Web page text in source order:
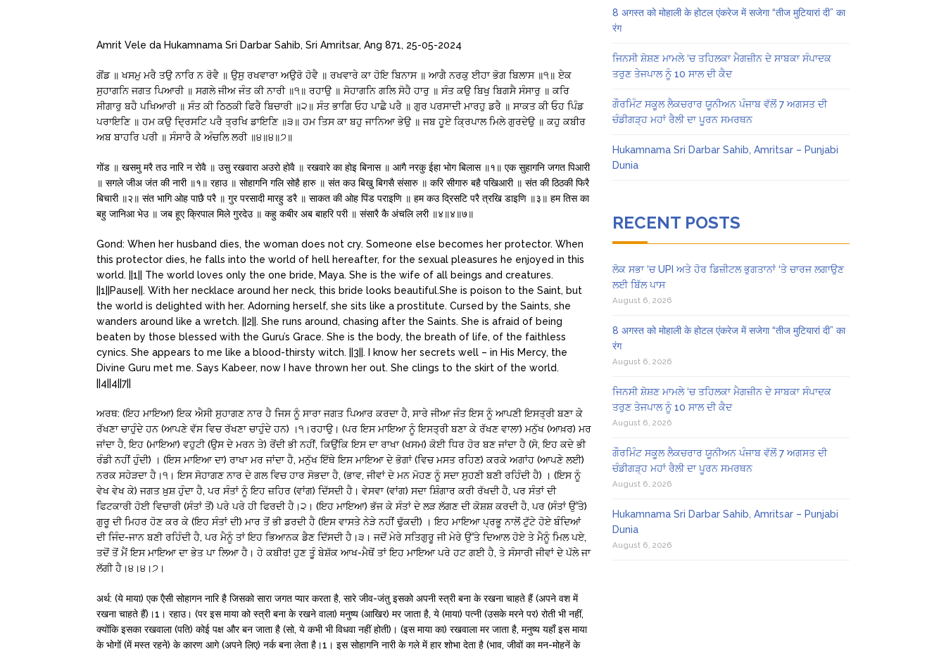
Amrit Vele da Hukamnama Sri Darbar Sahib, Sri Amritsar, Ang 871, 25-05-2024
ਗੋਂਡ ॥ ਖਸਮੁ ਮਰੈ ਤਉ ਨਾਰਿ ਨ ਰੋਵੈ ॥ ਉਸੁ ਰਖਵਾਰਾ ਅਉਰੋ ਹੋਵੈ ॥ ਰਖਵਾਰੇ ਕਾ ਹੋਇ ਬਿਨਾਸ ॥ ਆਗੈ ਨਰਕੁ ਈਹਾ ਭੋਗ ਬਿਲਾਸ ॥੧॥ ਏਕ
ਸੁਹਾਗਨਿ ਜਗਤ ਪਿਆਰੀ ॥ ਸਗਲੇ ਜੀਅ ਜੰਤ ਕੀ ਨਾਰੀ ॥੧॥ ਰਹਾਉ ॥ ਸੋਹਾਗਨਿ ਗਲਿ ਸੋਹੈ ਹਾਰੁ ॥ ਸੰਤ ਕਉ ਬਿਖੁ ਬਿਗਸੈ ਸੰਸਾਰੁ ॥ ਕਰਿ
ਸੀਗਾਰੁ ਬਹੈ ਪਖਿਆਰੀ ॥ ਸੰਤ ਕੀ ਠਿਠਕੀ ਫਿਰੈ ਬਿਚਾਰੀ ॥੨॥ ਸੰਤ ਭਾਗਿ ਓਹ ਪਾਛੈ ਪਰੈ ॥ ਗੁਰ ਪਰਸਾਦੀ ਮਾਰਹੁ ਡਰੈ ॥ ਸਾਕਤ ਕੀ ਓਹ ਪਿੰਡ
ਪਰਾਇਣਿ ॥ ਹਮ ਕਉ ਦ੍ਰਿਸਟਿ ਪਰੈ ਤ੍ਰਖਿ ਡਾਇਣਿ ॥੩॥ ਹਮ ਤਿਸ ਕਾ ਬਹੁ ਜਾਨਿਆ ਭੇਉ ॥ ਜਬ ਹੂਏ ਕ੍ਰਿਪਾਲ ਮਿਲੇ ਗੁਰਦੇਉ ॥ ਕਹੁ ਕਬੀਰ
ਅਬ ਬਾਹਰਿ ਪਰੀ ॥ ਸੰਸਾਰੈ ਕੈ ਅੰਚਲਿ ਲਰੀ ॥੪॥੪॥੭॥
गोंड ॥ खसमु मरै तउ नारि न रोवै ॥ उसु रखवारा अउरो होवै ॥ रखवारे का होइ बिनास ॥ आगै नरकु ईहा भोग बिलास ॥१॥ एक सुहागनि जगत पिआरी
॥ सगले जीअ जंत की नारी ॥१॥ रहाउ ॥ सोहागनि गलि सोहै हारु ॥ संत कउ बिखु बिगसै संसारु ॥ करि सीगारु बहै पखिआरी ॥ संत की ठिठकी फिरै
बिचारी ॥२॥ संत भागि ओह पाछै परै ॥ गुर परसादी मारहु डरै ॥ साकत की ओह पिंड पराइणि ॥ हम कउ द्रिसटि परै त्रखि डाइणि ॥३॥ हम तिस का
बहु जानिआ भेउ ॥ जब हूए क्रिपाल मिले गुरदेउ ॥ कहु कबीर अब बाहरि परी ॥ संसारै कै अंचलि लरी ॥४॥४॥७॥
Gond: When her husband dies, the woman does not cry. Someone else becomes her protector. When
this protector dies, he falls into the world of hell hereafter, for the sexual pleasures he enjoyed in this
world. ||1|| The world loves only the one bride, Maya. She is the wife of all beings and creatures.
||1||Pause||. With her necklace around her neck, this bride looks beautiful.She is poison to the Saint, but
the world is delighted with her. Adorning herself, she sits like a prostitute. Cursed by the Saints, she
wanders around like a wretch. ||2||. She runs around, chasing after the Saints. She is afraid of being
beaten by those blessed with the Guru’s Grace. She is the body, the breath of life, of the faithless
cynics. She appears to me like a blood-thirsty witch. ||3||. I know her secrets well – in His Mercy, the
Divine Guru met me. Says Kabeer, now I have thrown her out. She clings to the skirt of the world.
||4||4||7||
ਅਰਥ: (ਇਹ ਮਾਇਆ) ਇਕ ਐਸੀ ਸੁਹਾਗਣ ਨਾਰ ਹੈ ਜਿਸ ਨੂੰ ਸਾਰਾ ਜਗਤ ਪਿਆਰ ਕਰਦਾ ਹੈ, ਸਾਰੇ ਜੀਆ ਜੰਤ ਇਸ ਨੂੰ ਆਪਣੀ ਇਸਤ੍ਰੀ ਬਣਾ ਕੇ
ਰੱਖਣਾ ਚਾਹੁੰਦੇ ਹਨ (ਆਪਣੇ ਵੱਸ ਵਿਚ ਰੱਖਣਾ ਚਾਹੁੰਦੇ ਹਨ) ।੧।ਰਹਾਉ। (ਪਰ ਇਸ ਮਾਇਆ ਨੂੰ ਇਸਤ੍ਰੀ ਬਣਾ ਕੇ ਰੱਖਣ ਵਾਲਾ) ਮਨੁੱਖ (ਆਖ਼ਰ) ਮਰ
ਜਾਂਦਾ ਹੈ, ਇਹ (ਮਾਇਆ) ਵਹੁਟੀ (ਉਸ ਦੇ ਮਰਨ ਤੇ) ਰੋਂਦੀ ਭੀ ਨਹੀਂ, ਕਿਉਂਕਿ ਇਸ ਦਾ ਰਾਖਾ (ਖਸਮ) ਕੋਈ ਧਿਰ ਹੋਰ ਬਣ ਜਾਂਦਾ ਹੈ (ਸੋ, ਇਹ ਕਦੇ ਭੀ
ਰੰਡੀ ਨਹੀਂ ਹੁੰਦੀ) । (ਇਸ ਮਾਇਆ ਦਾ) ਰਾਖਾ ਮਰ ਜਾਂਦਾ ਹੈ, ਮਨੁੱਖ ਇੱਥੇ ਇਸ ਮਾਇਆ ਦੇ ਭੋਗਾਂ (ਵਿਚ ਮਸਤ ਰਹਿਣ) ਕਰਕੇ ਅਗਾਂਹ (ਆਪਣੇ ਲਈ)
ਨਰਕ ਸਹੇੜਦਾ ਹੈ।੧। ਇਸ ਸੋਹਾਗਣ ਨਾਰ ਦੇ ਗਲ ਵਿਚ ਹਾਰ ਸੋਭਦਾ ਹੈ, (ਭਾਵ, ਜੀਵਾਂ ਦੇ ਮਨ ਮੋਹਣ ਨੂੰ ਸਦਾ ਸੁਹਣੀ ਬਣੀ ਰਹਿੰਦੀ ਹੈ) । (ਇਸ ਨੂੰ
ਵੇਖ ਵੇਖ ਕੇ) ਜਗਤ ਖ਼ੁਸ਼ ਹੁੰਦਾ ਹੈ, ਪਰ ਸੰਤਾਂ ਨੂੰ ਇਹ ਜ਼ਹਿਰ (ਵਾਂਗ) ਦਿੱਸਦੀ ਹੈ। ਵੇਸਵਾ (ਵਾਂਗ) ਸਦਾ ਸ਼ਿੰਗਾਰ ਕਰੀ ਰੱਖਦੀ ਹੈ, ਪਰ ਸੰਤਾਂ ਦੀ
ਫਿਟਕਾਰੀ ਹੋਈ ਵਿਚਾਰੀ (ਸੰਤਾਂ ਤੋਂ) ਪਰੇ ਪਰੇ ਹੀ ਫਿਰਦੀ ਹੈ।੨। (ਇਹ ਮਾਇਆ) ਭੱਜ ਕੇ ਸੰਤਾਂ ਦੇ ਲੜ ਲੱਗਣ ਦੀ ਕੋਸ਼ਸ਼ ਕਰਦੀ ਹੈ, ਪਰ (ਸੰਤਾਂ ਉੱਤੇ)
ਗੁਰੂ ਦੀ ਮਿਹਰ ਹੋਣ ਕਰ ਕੇ (ਇਹ ਸੰਤਾਂ ਦੀ) ਮਾਰ ਤੋਂ ਭੀ ਡਰਦੀ ਹੈ (ਇਸ ਵਾਸਤੇ ਨੇੜੇ ਨਹੀਂ ਢੁੱਕਦੀ) । ਇਹ ਮਾਇਆ ਪ੍ਰਭੂ ਨਾਲੋਂ ਟੁੱਟੇ ਹੋਏ ਬੰਦਿਆਂ
ਦੀ ਜਿੰਦ-ਜਾਨ ਬਣੀ ਰਹਿੰਦੀ ਹੈ, ਪਰ ਮੈਨੂੰ ਤਾਂ ਇਹ ਭਿਆਨਕ ਡੈਣ ਦਿੱਸਦੀ ਹੈ।੩। ਜਦੋਂ ਮੇਰੇ ਸਤਿਗੁਰੂ ਜੀ ਮੇਰੇ ਉੱਤੇ ਦਿਆਲ ਹੋਏ ਤੇ ਮੈਨੂੰ ਮਿਲ ਪਏ,
ਤਦੋਂ ਤੋਂ ਮੈਂ ਇਸ ਮਾਇਆ ਦਾ ਭੇਤ ਪਾ ਲਿਆ ਹੈ। ਹੇ ਕਬੀਰ! ਹੁਣ ਤੂੰ ਬੇਸ਼ੱਕ ਆਖ-ਮੈਥੋਂ ਤਾਂ ਇਹ ਮਾਇਆ ਪਰੇ ਹਟ ਗਈ ਹੈ, ਤੇ ਸੰਸਾਰੀ ਜੀਵਾਂ ਦੇ ਪੱਲੇ ਜਾ
ਲੱਗੀ ਹੈ।੪।੪।੭।
अर्थ: (ये माया) एक एैसी सोहागन नारि है जिसको सारा जगत प्यार करता है, सारे जीव-जंतु इसको अपनी स्त्री बना के रखना चाहते हैं (अपने वश में
रखना चाहते हैं)।1। रहाउ। (पर इस माया को स्त्री बना के रखने वाला) मनुष्य (आखिर) मर जाता है, ये (माया) पत्नी (उसके मरने पर) रोती भी नहीं,
क्योंकि इसका रखवाला (पति) कोई पक्ष और बन जाता है (सो, ये कभी भी विधवा नहीं होती)। (इस माया का) रखवाला मर जाता है, मनुष्य यहाँ इस माया
के भोगों (में मस्त रहने) के कारण आगे (अपने लिए) नर्क बना लेता है।1। इस सोहागनि नारी के गले में हार शोभा देता है (भाव, जीवों का मन-मोहनें के
8 अगस्त को मोहाली के होटल एंकरेज में सजेगा “तीज मुटियारां दी” का
रंग
ਜਿਨਸੀ ਸ਼ੋਸ਼ਣ ਮਾਮਲੇ ‘ਚ ਤਹਿਲਕਾ ਮੈਗਜ਼ੀਨ ਦੇ ਸਾਬਕਾ ਸੰਪਾਦਕ
ਤਰੁਣ ਤੇਜਪਾਲ ਨੂੰ 10 ਸਾਲ ਦੀ ਕੈਦ
ਗੌਰਮਿੰਟ ਸਕੂਲ ਲੈਕਚਰਾਰ ਯੂਨੀਅਨ ਪੰਜਾਬ ਵੱਲੋਂ 7 ਅਗਸਤ ਦੀ
ਚੰਡੀਗੜ੍ਹ ਮਹਾਂ ਰੈਲੀ ਦਾ ਪੂਰਨ ਸਮਰਥਨ
Hukamnama Sri Darbar Sahib, Amritsar – Punjabi
Dunia
RECENT POSTS
ਲੋਕ ਸਭਾ ‘ਚ UPI ਅਤੇ ਹੋਰ ਡਿਜ਼ੀਟਲ ਭੁਗਤਾਨਾਂ ‘ਤੇ ਚਾਰਜ ਲਗਾਉਣ
ਲਈ ਬਿੱਲ ਪਾਸ
August 6, 2026
8 अगस्त को मोहाली के होटल एंकरेज में सजेगा “तीज मुटियारां दी” का
रंग
August 6, 2026
ਜਿਨਸੀ ਸ਼ੋਸ਼ਣ ਮਾਮਲੇ ‘ਚ ਤਹਿਲਕਾ ਮੈਗਜ਼ੀਨ ਦੇ ਸਾਬਕਾ ਸੰਪਾਦਕ
ਤਰੁਣ ਤੇਜਪਾਲ ਨੂੰ 10 ਸਾਲ ਦੀ ਕੈਦ
August 6, 2026
ਗੌਰਮਿੰਟ ਸਕੂਲ ਲੈਕਚਰਾਰ ਯੂਨੀਅਨ ਪੰਜਾਬ ਵੱਲੋਂ 7 ਅਗਸਤ ਦੀ
ਚੰਡੀਗੜ੍ਹ ਮਹਾਂ ਰੈਲੀ ਦਾ ਪੂਰਨ ਸਮਰਥਨ
August 6, 2026
Hukamnama Sri Darbar Sahib, Amritsar – Punjabi
Dunia
August 6, 2026